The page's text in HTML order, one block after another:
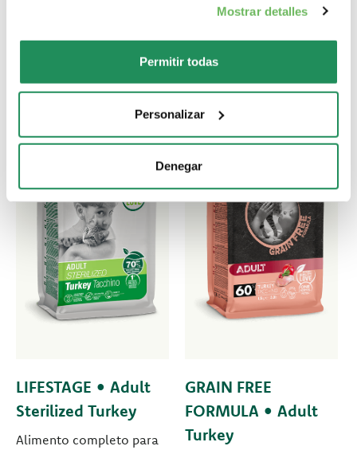
Mostrar detalles
Permitir todas
Personalizar
Denegar
LIFESTAGE • Adult
Sterilized Turkey
Alimento completo para
GRAIN FREE
FORMULA • Adult
Turkey